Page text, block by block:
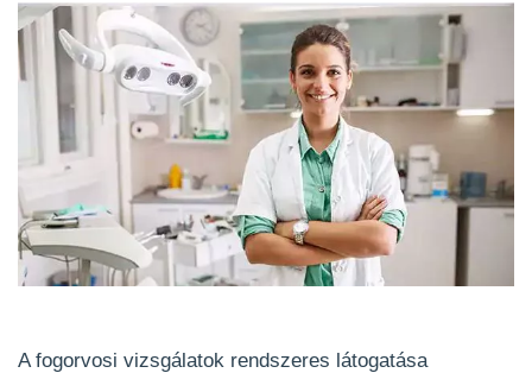
A fogorvosi vizsgálatok rendszeres látogatása